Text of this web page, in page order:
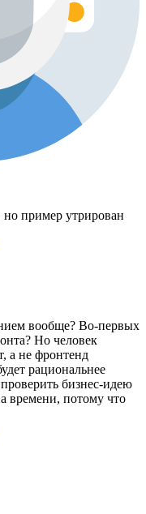
но пример утрирован
вообще? Во-первых
Но человек
а не фронтенд
рациональнее
бизнес-идею
времени, потому что